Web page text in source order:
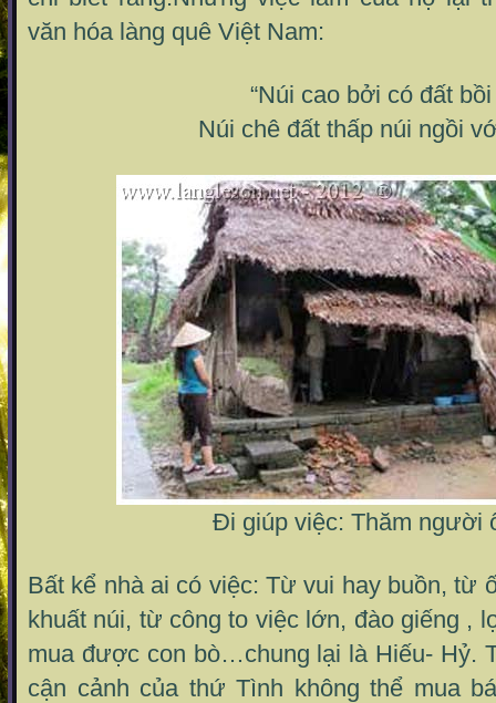
văn hóa làng quê Việt Nam:
“Núi cao bởi có đất bồi
Núi chê đất thấp núi ngồi
Đi giúp việc: Thăm người
Bất kể nhà ai có việc: Từ vui hay buồn, từ
khuất núi, từ công to việc lớn, đào giếng ,
mua được con bò…chung lại là Hiếu- Hỷ.
cận cảnh của thứ Tình không thể mua